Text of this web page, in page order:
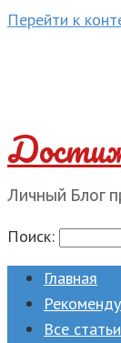
Перейти к
Личный Блог
Поиск:
Главная
Все